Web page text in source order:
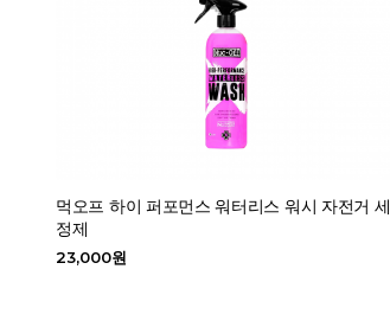
먹오프 하이 퍼포먼스 워터리스 워시 자전거 세
정제
23,000원